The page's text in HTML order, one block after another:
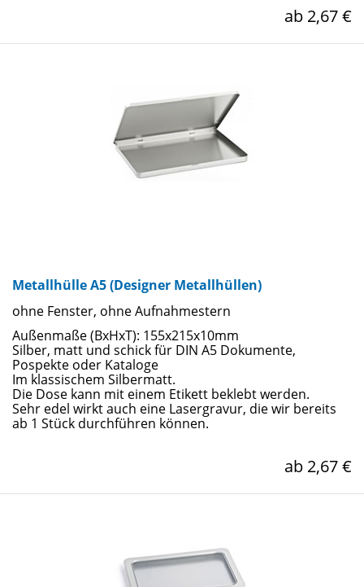
ab 2,67 €
Metallhülle A5 (Designer Metallhüllen)
ohne Fenster, ohne Aufnahmestern
Außenmaße (BxHxT): 155x215x10mm
Silber, matt und schick für DIN A5 Dokumente,
Pospekte oder Kataloge
Im klassischem Silbermatt.
Die Dose kann mit einem Etikett beklebt werden.
Sehr edel wirkt auch eine Lasergravur, die wir bereits
ab 1 Stück durchführen können.
ab 2,67 €